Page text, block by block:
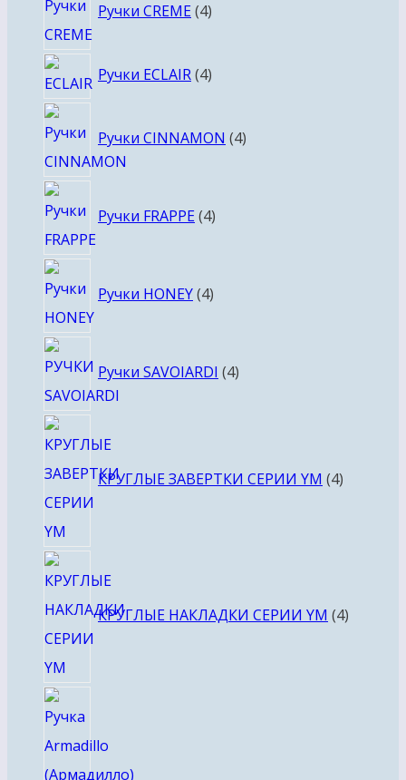
Ручки CREME 4товара
Ручки ECLAIR 44
Ручки CINNAMON 4товара
Ручки FRAPPE 4товара
Ручки HONEY 4товара
Ручки SAVOIARDI 4товара
КРУГЛЫЕ ЗАВЕРТКИ СЕРИИ YM 4
КРУГЛЫЕ НАКЛАДКИ СЕРИИ YM 4